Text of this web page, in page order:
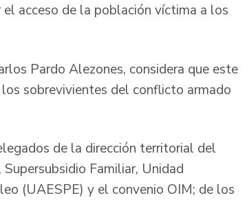
acceso de la población víctima a los
Pardo Alezones, considera que este
sobrevivientes del conflicto armado
de la dirección territorial del
Familiar, Unidad
(UAESPE) y el convenio OIM; de los